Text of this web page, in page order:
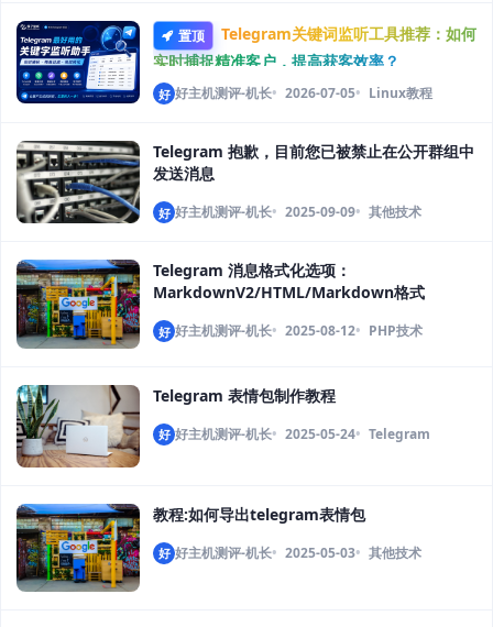
置顶
Telegram关键词监听工具推荐：如何
实时捕捉精准客户，提高获客效率？
好 好主机测评-机长 2026-07-05 Linux教程
Telegram 抱歉，目前您已被禁止在公开群组中
发送消息
好 好主机测评-机长 2025-09-09 其他技术
Telegram 消息格式化选项：
MarkdownV2/HTML/Markdown格式
好 好主机测评-机长 2025-08-12 PHP技术
Telegram 表情包制作教程
好 好主机测评-机长 2025-05-24 Telegram
教程:如何导出telegram表情包
好 好主机测评-机长 2025-05-03 其他技术